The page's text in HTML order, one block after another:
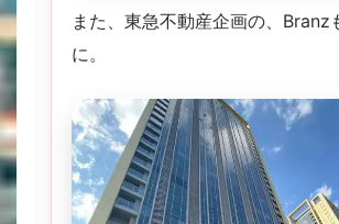
また、東急不動産企画の、Branz
に。